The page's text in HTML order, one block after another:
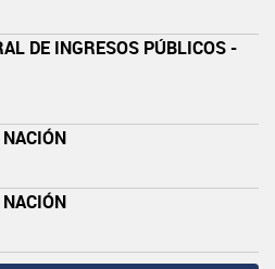
DE INGRESOS PÚBLICOS -